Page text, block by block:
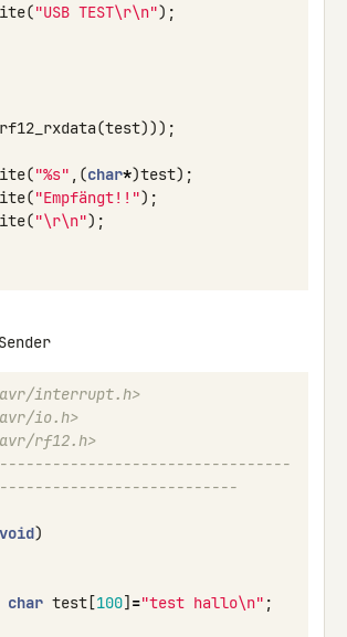
("USB TEST\r\n");
rf12_rxdata(test)));
("%s" ,(char*)test);
("Empfängt!!");
("\r\n");
interrupt.h>
io.h>
rf12.h>
void)
char test [100] ="test hallo\n" ;